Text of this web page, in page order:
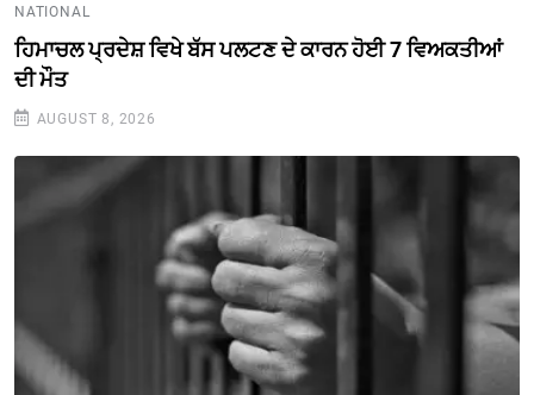
NATIONAL
ਹਿਮਾਚਲ ਪ੍ਰਦੇਸ਼ ਵਿਖੇ ਬੱਸ ਪਲਟਣ ਦੇ ਕਾਰਨ ਹੋਈ 7 ਵਿਅਕਤੀਆਂ
ਦੀ ਮੌਤ
AUGUST 8, 2026